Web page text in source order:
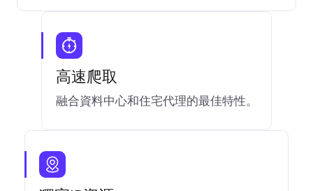
高速爬取
融合資料中心和住宅代理的最佳特性。